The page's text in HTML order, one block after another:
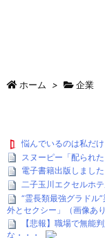
ホーム > 企業
悩んでいるのは私だ
スヌーピー「配られ
電子書籍出版しました
二子玉川エクセルホ
“霊長類最強グラドル
外とセクシー」（画像あり
【悲報】職場で無能
な・・・